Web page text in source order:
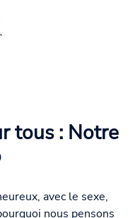
tous : Notre
avec le sexe,
nous pensons